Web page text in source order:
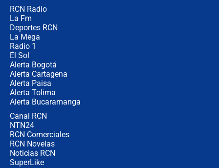
RCN Radio
La Fm
Deportes RCN
La Mega
Radio 1
El Sol
Alerta Bogotá
Alerta Cartagena
Alerta Paisa
Alerta Tolima
Alerta Bucaramanga
Canal RCN
NTN24
RCN Comerciales
RCN Novelas
Noticias RCN
SuperLike